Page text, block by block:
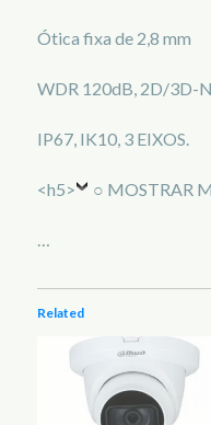
Ótica fixa de 2,8 mm
WDR 120dB, 2D/3D-
IP67, IK10, 3 EIXOS.
<h5> ○ MOSTRAR
Related